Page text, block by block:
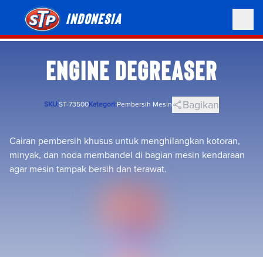
Indonesia
ENGINE DEGREASER
SKU:ST-73500Kategori:Pembersih Mesin Bagikan
Cairan pembersih khusus untuk menghilangkan kotoran,
minyak, dan noda membandel di bagian mesin kendaraan
agar mesin tampak bersih dan terawat.